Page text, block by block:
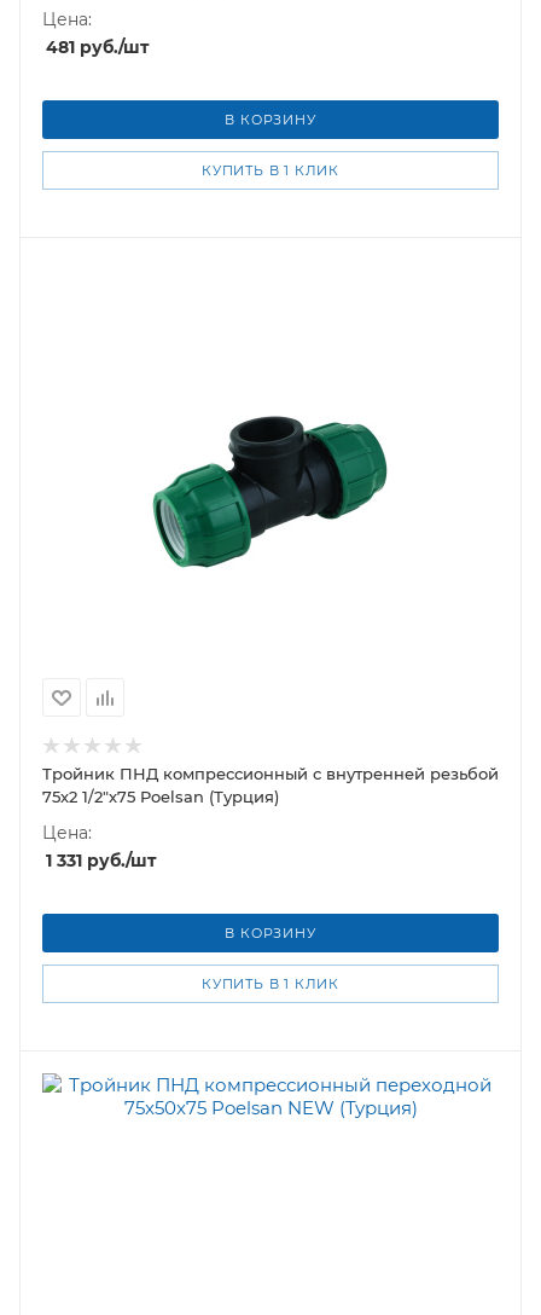
Цена:
481 руб./шт
В КОРЗИНУ
КУПИТЬ В 1 КЛИК
Тройник ПНД компрессионный с внутренней резьбой
75х2 1/2"х75 Poelsan (Турция)
Цена:
1 331 руб./шт
В КОРЗИНУ
КУПИТЬ В 1 КЛИК